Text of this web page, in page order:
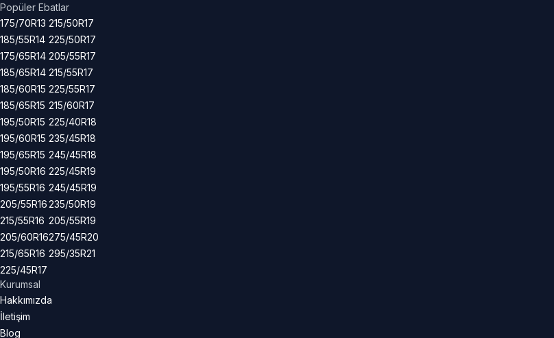
Popüler Ebatlar
175/70R13
185/55R14
175/65R14
185/65R14
185/60R15
185/65R15
195/50R15
195/60R15
195/65R15
195/50R16
195/55R16
205/55R16
215/55R16
205/60R16
215/65R16
225/45R17
215/50R17
225/50R17
205/55R17
215/55R17
225/55R17
215/60R17
225/40R18
235/45R18
245/45R18
225/45R19
245/45R19
235/50R19
205/55R19
275/45R20
295/35R21
Kurumsal
Hakkımızda
İletişim
Blog